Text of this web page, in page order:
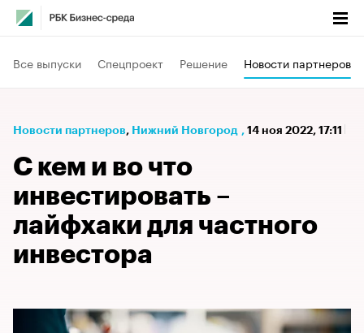
Все выпуски Спецпроект Решение Новости партнеров
Новости партнеров⁠, Нижний Новгород , 14 ноя 2022, 17:11
С кем и во что
инвестировать –
лайфхаки для частного
инвестора